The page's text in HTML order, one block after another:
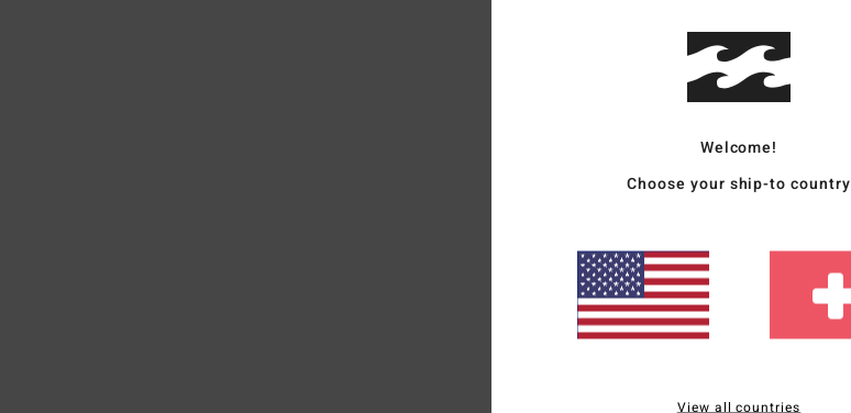
Welcome!
Choose your ship-to country
View all countries